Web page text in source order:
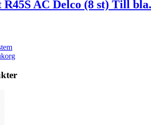
AC Delco (8 st) Till